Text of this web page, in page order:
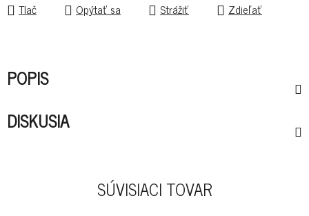
Tlač Opýtať sa Strážiť Zdieľať
POPIS
DISKUSIA
SÚVISIACI TOVAR